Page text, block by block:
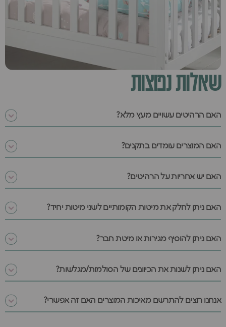
שאלות נפוצות
האם הרהיטים עשויים מעץ מלא?
האם המוצרים עומדים בתקנים?
האם יש אחריות על הרהיטים?
האם ניתן לחלק את מיטות הקומותיים לשני מיטות יחיד?
האם ניתן להוסיף מגירות או מיטת חבר?
האם ניתן לשנות את הכיוונים של הסולמות/מגלשות?
אנחנו רוצים להתרשם מאיכות המוצרים האם זה אפשרי?